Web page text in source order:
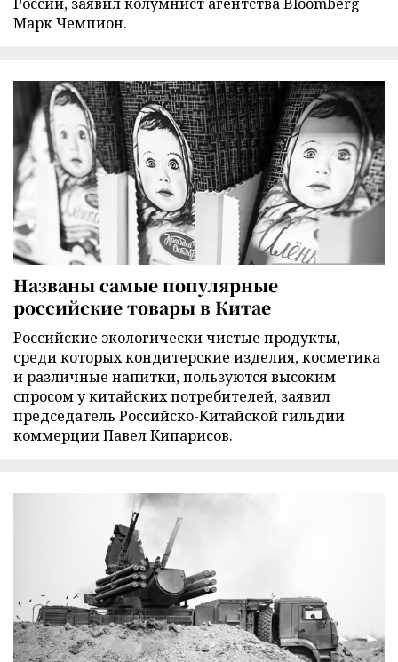
Марк Чемпион.
Названы самые популярные
российские товары в Китае
Российские экологически чистые продукты,
среди которых кондитерские изделия, косметика
и различные напитки, пользуются высоким
спросом у китайских потребителей, заявил
председатель Российско-Китайской гильдии
коммерции Павел Кипарисов.